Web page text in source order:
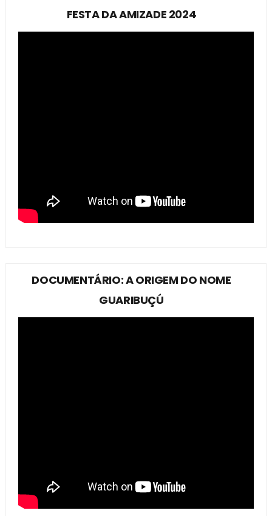
FESTA DA AMIZADE 2024
DOCUMENTÁRIO: A ORIGEM DO NOME
GUARIBUÇÚ